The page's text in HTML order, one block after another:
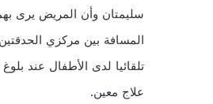
سليمتان وأن المريض يرى
المسافة بين مركزي
تلقائيا لدى الأطفال عند
علاج معين.